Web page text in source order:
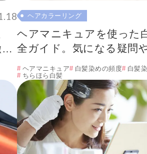
ヘアカラーリング
ヘアマニキュアを使った
全ガイド。気になる疑問
全て解消します！
ヘアマニキュア 白髪染めの頻度
白髪
ちらほら白髪